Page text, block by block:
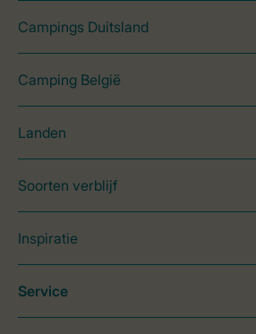
Campings Duitsland
Camping België
Landen
Soorten verblijf
Inspiratie
Service